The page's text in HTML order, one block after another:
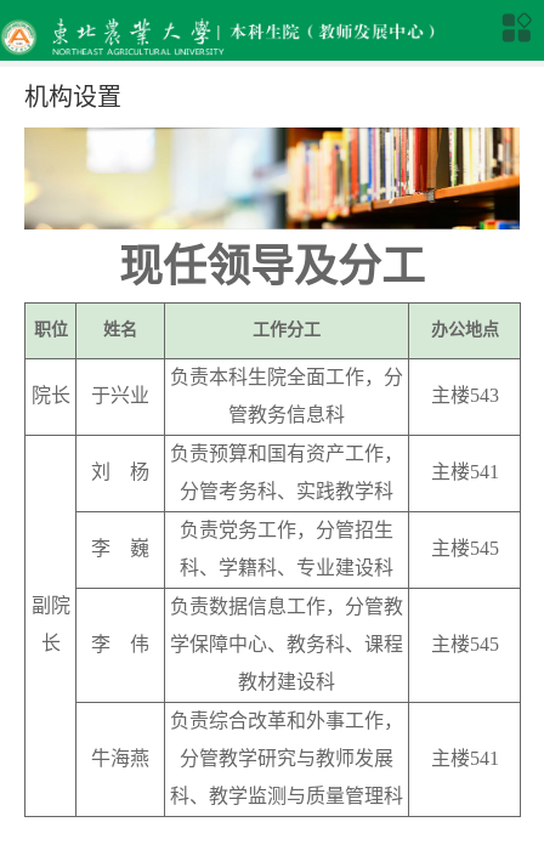
机构设置
现任领导及分工
职位 姓名 工作分工 办公地点
院长 于兴业
负责本科生院全面工作，分
管教务信息科
主楼543
副院
长
刘 杨
负责预算和 国有资产工作，
分管考务科、实践教学科
主楼541
李 巍
负责党务工作，分管招生
科、学籍科、专业建设科
主楼545
李 伟
负责数据信息工作，分管教
学保障中心、教务科、课程
教材建设科
主楼545
牛海燕
负责综合改革和外事工作，
分管教学研究与教师发展
科、教学监测与质量管理科
主楼541